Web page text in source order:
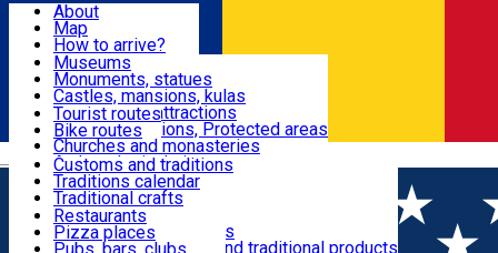
Română
Attractions
Routes
Customs, Traditions
Food & Drinks
Leisure & Fun
About
Map
How to arrive?
Recommendations
Tourist attractions
News
Museums
Monuments, statues
Castles, mansions, kulas
Architectural attractions
Natural attractions, Protected areas
Churches and monasteries
Archaeological sites
Parks and gardens
Tourist routes
Bike routes
Customs and traditions
Traditions calendar
Traditional crafts
Traditional cuisine
Wineries and vineyards
Local manufacturers and traditional products
Restaurants
Pizza places